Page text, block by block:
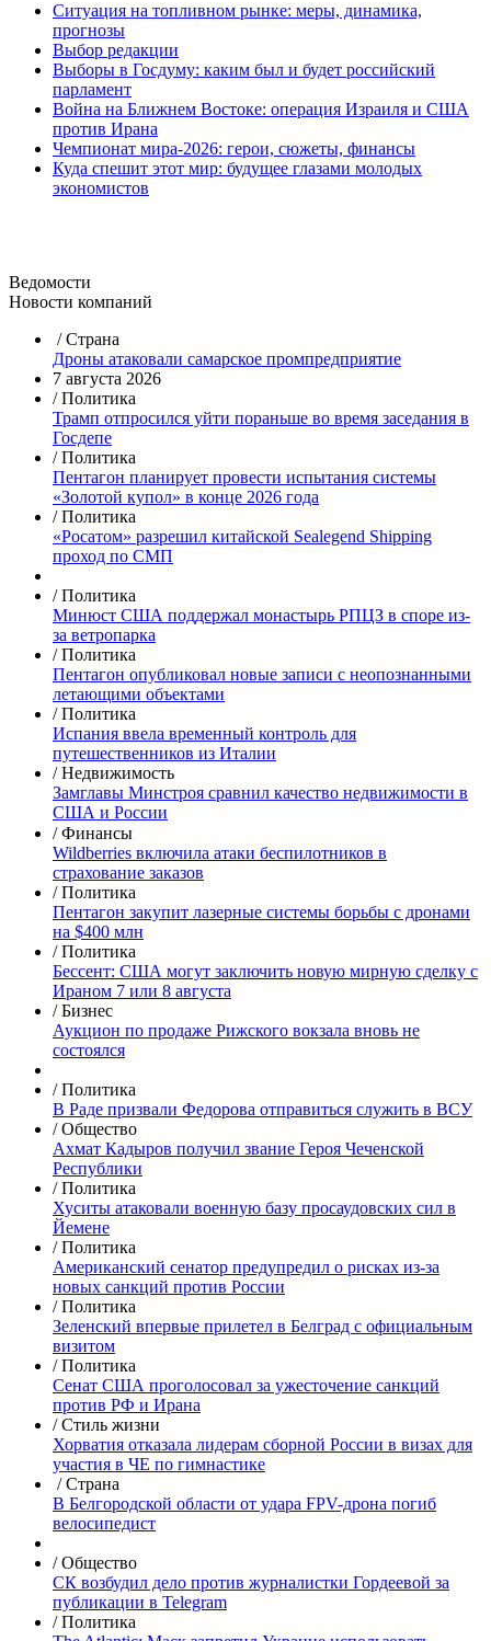
Ситуация на топливном рынке: меры, динамика,
прогнозы
Выбор редакции
Выборы в Госдуму: каким был и будет российский
парламент
Война на Ближнем Востоке: операция Израиля и США
против Ирана
Чемпионат мира-2026: герои, сюжеты, финансы
Куда спешит этот мир: будущее глазами молодых
экономистов
Ведомости
Новости компаний
/Страна
Дроны атаковали самарское промпредприятие
7 августа 2026
/ Политика
Трамп отпросился уйти пораньше во время заседания в
Госдепе
/ Политика
Пентагон планирует провести испытания системы
«Золотой купол» в конце 2026 года
/ Политика
«Росатом» разрешил китайской Sealegend Shipping
проход по СМП
/ Политика
Минюст США поддержал монастырь РПЦЗ в споре из-
за ветропарка
/ Политика
Пентагон опубликовал новые записи с неопознанными
летающими объектами
/ Политика
Испания ввела временный контроль для
путешественников из Италии
/ Недвижимость
Замглавы Минстроя сравнил качество недвижимости в
США и России
/ Финансы
Wildberries включила атаки беспилотников в
страхование заказов
/ Политика
Пентагон закупит лазерные системы борьбы с дронами
на $400 млн
/ Политика
Бессент: США могут заключить новую мирную сделку с
Ираном 7 или 8 августа
/ Бизнес
Аукцион по продаже Рижского вокзала вновь не
состоялся
/ Политика
В Раде призвали Федорова отправиться служить в ВСУ
/ Общество
Ахмат Кадыров получил звание Героя Чеченской
Республики
/ Политика
Хуситы атаковали военную базу просаудовских сил в
Йемене
/ Политика
Американский сенатор предупредил о рисках из-за
новых санкций против России
/ Политика
Зеленский впервые прилетел в Белград с официальным
визитом
/ Политика
Сенат США проголосовал за ужесточение санкций
против РФ и Ирана
/ Стиль жизни
Хорватия отказала лидерам сборной России в визах для
участия в ЧЕ по гимнастике
/Страна
В Белгородской области от удара FPV-дрона погиб
велосипедист
/ Общество
СК возбудил дело против журналистки Гордеевой за
публикации в Telegram
/ Политика